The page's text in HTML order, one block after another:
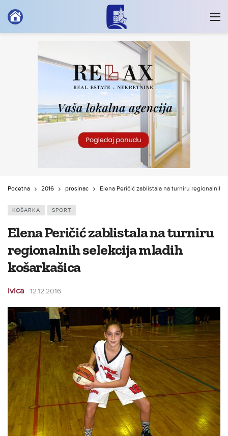
Početna 2016 prosinac Elena Peričić zablistala na turniru regionalnih
KOŠARKA SPORT
Elena Peričić zablistala na turniru
regionalnih selekcija mladih
košarkašica
ivica 12.12.2016